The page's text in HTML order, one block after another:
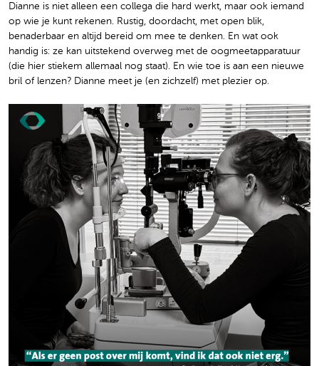
Dianne is niet alleen een collega die hard werkt, maar ook iemand
op wie je kunt rekenen. Rustig, doordacht, met open blik,
benaderbaar en altijd bereid om mee te denken. En wat ook
handig is: ze kan uitstekend overweg met de oogmeetapparatuur
(die hier stiekem allemaal nog staat). En wie toe is aan een nieuwe
bril of lenzen? Dianne meet je (en zichzelf) met plezier op.